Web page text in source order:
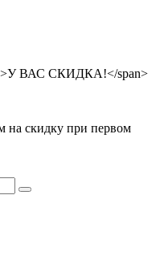
на скидку при первом